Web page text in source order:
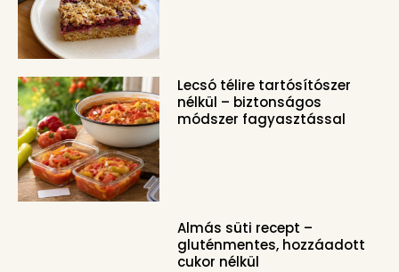
Lecsó télire tartósítószer
nélkül – biztonságos
módszer fagyasztással
Almás süti recept –
gluténmentes, hozzáadott
cukor nélkül